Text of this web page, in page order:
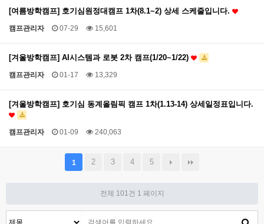
[여름방학캠프] 호기심원정대캠프 1차(8.1~2) 상세 스케줄입니다.
캠프관리자 07-29 15,601
[겨울방학캠프] AI시스템과 로봇 2차 캠프(1/20~1/22)
캠프관리자 01-17 13,329
[겨울방학캠프] 호기심 동계올림픽 캠프 1차(1.13-14) 상세일정표입니다.
캠프관리자 01-09 240,063
1 2 3 4 5
전체 101건 1 페이지